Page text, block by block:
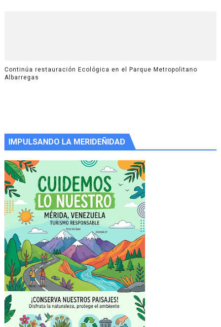
Continúa restauración Ecológica en el Parque Metropolitano
Albarregas
IMPULSANDO LA MERIDEÑIDAD